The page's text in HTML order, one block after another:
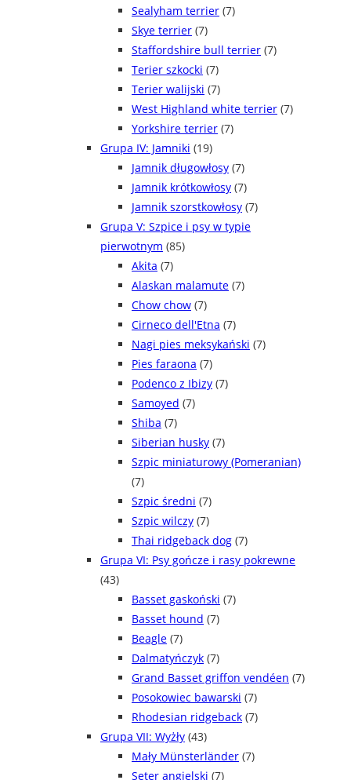
Sealyham terrier (7)
Skye terrier (7)
Staffordshire bull terrier (7)
Terier szkocki (7)
Terier walijski (7)
West Highland white terrier (7)
Yorkshire terrier (7)
Grupa IV: Jamniki (19)
Jamnik długowłosy (7)
Jamnik krótkowłosy (7)
Jamnik szorstkowłosy (7)
Grupa V: Szpice i psy w typie
pierwotnym (85)
Akita (7)
Alaskan malamute (7)
Chow chow (7)
Cirneco dell'Etna (7)
Nagi pies meksykański (7)
Pies faraona (7)
Podenco z Ibizy (7)
Samoyed (7)
Shiba (7)
Siberian husky (7)
Szpic miniaturowy (Pomeranian)
(7)
Szpic średni (7)
Szpic wilczy (7)
Thai ridgeback dog (7)
Grupa VI: Psy gończe i rasy pokrewne
(43)
Basset gaskoński (7)
Basset hound (7)
Beagle (7)
Dalmatyńczyk (7)
Grand Basset griffon vendéen (7)
Posokowiec bawarski (7)
Rhodesian ridgeback (7)
Grupa VII: Wyżły (43)
Mały Münsterländer (7)
Seter angielski (7)